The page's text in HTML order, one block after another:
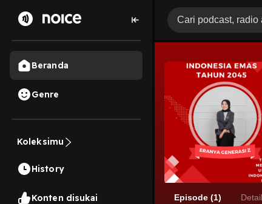
Beranda
Genre
Koleksimu
History
Konten disukai Episode (1)